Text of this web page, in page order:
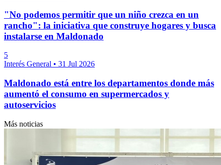
"No podemos permitir que un niño crezca en un
rancho": la iniciativa que construye hogares y busca
instalarse en Maldonado
5
Interés General • 31 Jul 2026
Maldonado está entre los departamentos donde más
aumentó el consumo en supermercados y
autoservicios
Más noticias